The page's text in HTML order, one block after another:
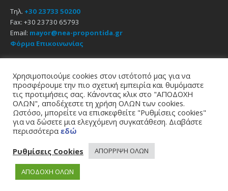
Τηλ. +30 23733 50200
Fax: +30 23730 65793
Email: mayor@nea-propontida.gr
Φόρμα Επικοινωνίας
EmailFacebookYouTube
Αρχική Πολιτική Απορρήτου Πολιτική Cookies
© 2021
Χρησιμοποιούμε cookies στον ιστότοπό μας για να
προσφέρουμε την πιο σχετική εμπειρία και θυμόμαστε
τις προτιμήσεις σας. Κάνοντας κλικ στο "ΑΠΟΔΟΧΗ
ΟΛΩΝ", αποδέχεστε τη χρήση ΟΛΩΝ των cookies.
Ωστόσο, μπορείτε να επισκεφθείτε "Ρυθμίσεις cookies"
για να δώσετε μια ελεγχόμενη συγκατάθεση. Διαβάστε
περισσότερα εδώ
Ρυθμίσεις Cookies
ΑΠΟΡΡΙΨΗ ΟΛΩΝ
ΑΠΟΔΟΧΗ ΟΛΩΝ